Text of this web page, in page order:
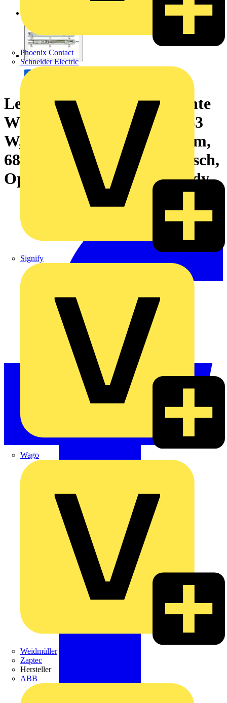
Phoenix Contact
Schneider Electric
Signify
Wago
Weidmüller
Zaptec
Hersteller
ABB
Ledinaire Feuchtraumleuchte
WT065C klassisch, All-in, 53
W, 30 W, L1500 mm, 4100 lm,
6800 lm, 4000 K, Symmetrisch,
Opal, IP65, IK08, TW1-ready